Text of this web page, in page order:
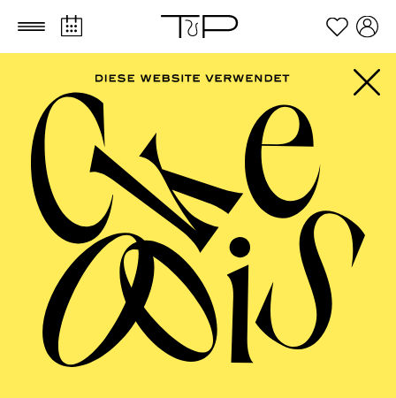
Zum Hauptinhalt springen Zum Footer springen
PHILHARMONIE